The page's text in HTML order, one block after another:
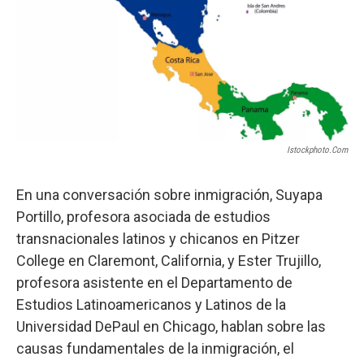
Istockphoto.com
En una conversación sobre inmigración, Suyapa
Portillo, profesora asociada de estudios
transnacionales latinos y chicanos en Pitzer
College en Claremont, California, y Ester Trujillo,
profesora asistente en el Departamento de
Estudios Latinoamericanos y Latinos de la
Universidad DePaul en Chicago, hablan sobre las
causas fundamentales de la inmigración, el